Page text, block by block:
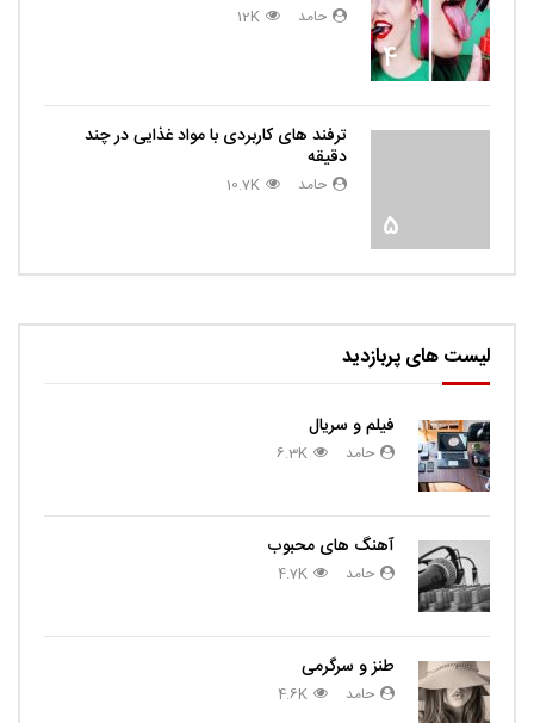
4
حامد 12K
5
ترفند های کاربردی با مواد غذایی در چند
دقیقه
حامد 10.7K
لیست های پربازدید
فیلم و سریال
حامد 6.3K
آهنگ های محبوب
حامد 4.7K
طنز و سرگرمی
حامد 4.6K